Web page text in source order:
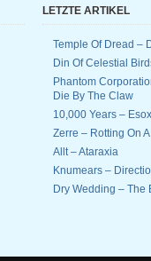
LETZTE ARTIKEL
Temple Of Dread –
Din Of Celestial
Phantom
Die By The Claw
10,000 Years –
Zerre – Rotting On
Allt – Ataraxia
Knumears –
Dry Wedding – The